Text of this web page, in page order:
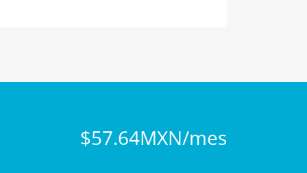
$57.64MXN/mes